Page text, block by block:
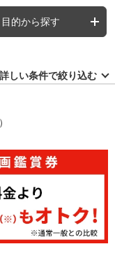
目的から探す
しい条件で絞り込む